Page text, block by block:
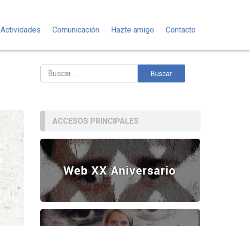
Actividades Comunicación Hazte amigo Contacto
Buscar:
ACCESOS PRINCIPALES